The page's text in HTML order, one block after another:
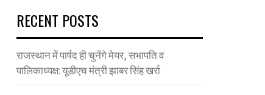
RECENT POSTS
राजस्थान में पार्षद ही चुनेंगे मेयर, सभापति व
पालिकाध्यक्ष: यूडीएच मंत्री झाबर सिंह खर्रा